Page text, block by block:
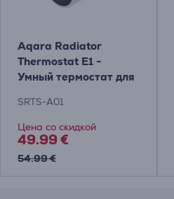
Aqara Radiator
Thermostat E1 -
Умный термостат для
SRTS-A01
Цена со скидкой
49.99 €
54.99 €